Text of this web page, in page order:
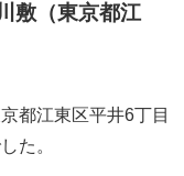
敷（東京都江
都江東区平井6丁目
た。